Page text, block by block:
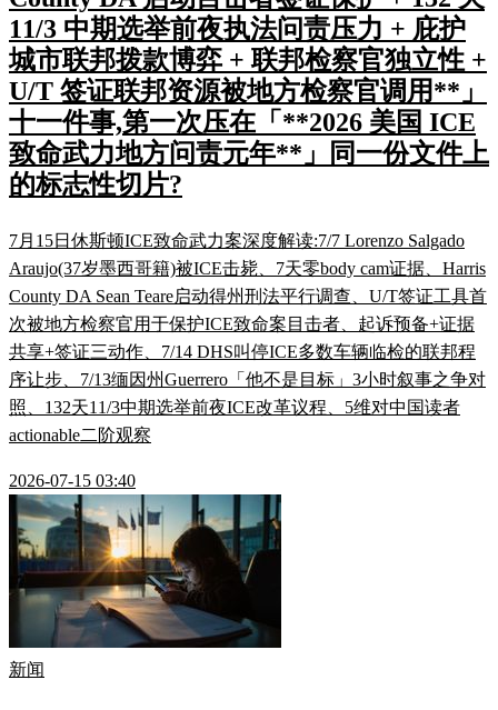
11/3 中期选举前夜执法问责压力 + 庇护
城市联邦拨款博弈 + 联邦检察官独立性 +
U/T 签证联邦资源被地方检察官调用**」
十一件事,第一次压在「**2026 美国 ICE
致命武力地方问责元年**」同一份文件上
的标志性切片?
7月15日休斯顿ICE致命武力案深度解读:7/7 Lorenzo Salgado
Araujo(37岁墨西哥籍)被ICE击毙、7天零body cam证据、Harris
County DA Sean Teare启动得州刑法平行调查、U/T签证工具首
次被地方检察官用于保护ICE致命案目击者、起诉预备+证据
共享+签证三动作、7/14 DHS叫停ICE多数车辆临检的联邦程
序让步、7/13缅因州Guerrero「他不是目标」3小时叙事之争对
照、132天11/3中期选举前夜ICE改革议程、5维对中国读者
actionable二阶观察
2026-07-15 03:40
新闻